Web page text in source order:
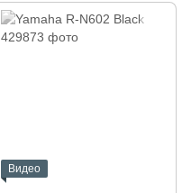
Видео